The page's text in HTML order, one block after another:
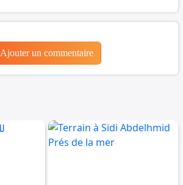
Ajouter un commentaire